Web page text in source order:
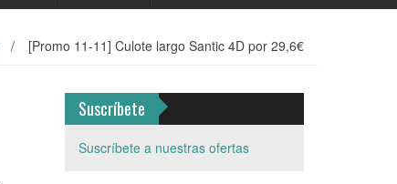
/ [Promo 11-11] Culote largo Santic 4D por 29,6€
Suscríbete
Suscríbete a nuestras ofertas